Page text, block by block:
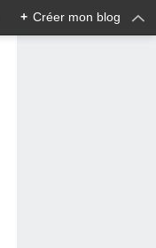
+ Créer mon blog